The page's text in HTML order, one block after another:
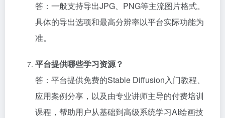
答：一般支持导出JPG、PNG等主流图片格式。
具体的导出选项和最高分辨率以平台实际功能为
准。
平台提供哪些学习资源？
答：平台提供免费的Stable Diffusion入门教程、
应用案例分享，以及由专业讲师主导的付费培训
课程，帮助用户从基础到高级系统学习AI绘画技